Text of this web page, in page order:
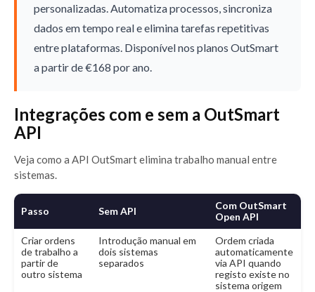
personalizadas. Automatiza processos, sincroniza
dados em tempo real e elimina tarefas repetitivas
entre plataformas. Disponível nos planos OutSmart
a partir de €168 por ano.
Integrações com e sem a OutSmart
API
Veja como a API OutSmart elimina trabalho manual entre
sistemas.
Passo Sem API
Com OutSmart
Open API
Criar ordens
de trabalho a
partir de
outro sistema
Introdução manual em
dois sistemas
separados
Ordem criada
automaticamente
via API quando
registo existe no
sistema origem